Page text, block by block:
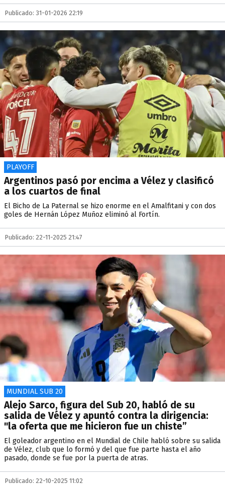
Publicado: 31-01-2026 22:19
PLAYOFF
Argentinos pasó por encima a Vélez y clasificó
a los cuartos de final
El Bicho de La Paternal se hizo enorme en el Amalfitani y con dos
goles de Hernán López Muñoz eliminó al Fortín.
Publicado: 22-11-2025 21:47
MUNDIAL SUB 20
Alejo Sarco, figura del Sub 20, habló de su
salida de Vélez y apuntó contra la dirigencia:
"la oferta que me hicieron fue un chiste”
El goleador argentino en el Mundial de Chile habló sobre su salida
de Vélez, club que lo formó y del que fue parte hasta el año
pasado, donde se fue por la puerta de atras.
Publicado: 22-10-2025 11:02